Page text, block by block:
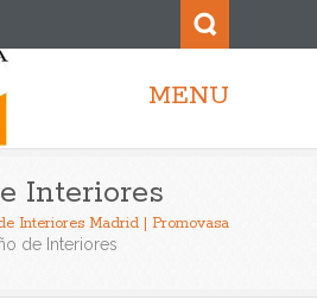
MENU
Interiores
Interiores Madrid | Promovasa
de Interiores